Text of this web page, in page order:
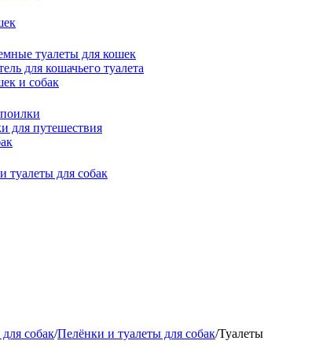
туалеты для кошек
для кошачьего туалета
и собак
для путешествия
туалеты для собак
собак/Пелёнки и туалеты для собак/Туалеты